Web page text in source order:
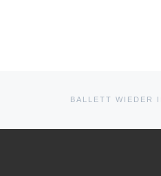
BALLETT WIEDER